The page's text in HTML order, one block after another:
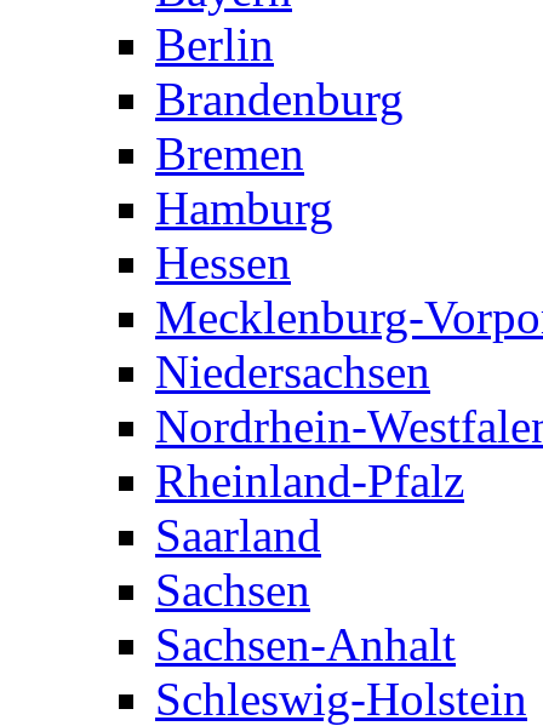
Berlin
Brandenburg
Bremen
Hamburg
Hessen
Mecklenburg-
Niedersachsen
Nordrhein-
Rheinland-Pfalz
Saarland
Sachsen
Sachsen-Anhalt
Schleswig-Holstein